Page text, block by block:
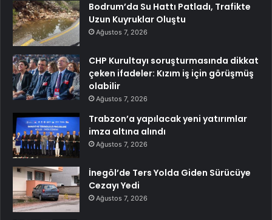
Bodrum’da Su Hattı Patladı, Trafikte
Uzun Kuyruklar Oluştu
Ağustos 7, 2026
CHP Kurultayı soruşturmasında dikkat
çeken ifadeler: Kızım iş için görüşmüş
olabilir
Ağustos 7, 2026
Trabzon’a yapılacak yeni yatırımlar
imza altına alındı
Ağustos 7, 2026
İnegöl’de Ters Yolda Giden Sürücüye
Cezayı Yedi
Ağustos 7, 2026